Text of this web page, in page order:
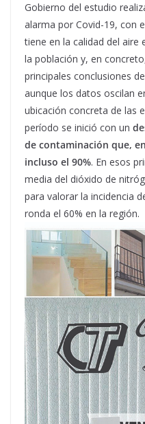
Gobierno del estudio
alarma por Covid-19, con
tiene en la calidad del aire
la población y, en
principales conclusiones
aunque los datos oscilan
ubicación concreta de las
período se inició con un
de contaminación que,
incluso el 90%. En esos
media del dióxido de
para valorar la incidencia
ronda el 60% en la región.